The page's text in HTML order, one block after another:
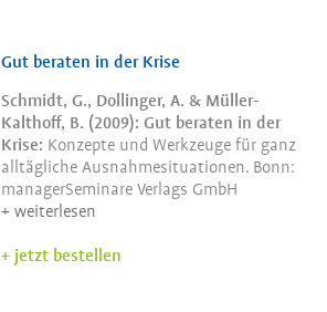
Gut beraten in der Krise
Schmidt, G., Dollinger, A. & Müller-
Kalthoff, B. (2009): Gut beraten in der
Krise: Konzepte und Werkzeuge für ganz
alltägliche Ausnahmesituationen. Bonn:
managerSeminare Verlags GmbH
weiterlesen
jetzt bestellen